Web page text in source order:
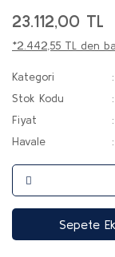
23.112,00 TL
*2.442,55 TL den
Kategori
Stok Kodu
Fiyat
Havale
Sepete